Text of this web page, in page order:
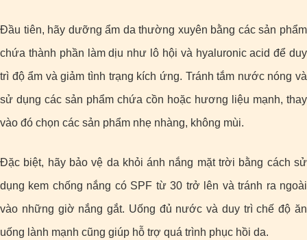
Đầu tiên, hãy dưỡng ẩm da thường xuyên bằng các sản phẩm
chứa thành phần làm dịu như lô hội và hyaluronic acid để duy
trì độ ẩm và giảm tình trạng kích ứng. Tránh tắm nước nóng và
sử dụng các sản phẩm chứa cồn hoặc hương liệu mạnh, thay
vào đó chọn các sản phẩm nhẹ nhàng, không mùi.
Đặc biệt, hãy bảo vệ da khỏi ánh nắng mặt trời bằng cách sử
dụng kem chống nắng có SPF từ 30 trở lên và tránh ra ngoài
vào những giờ nắng gắt. Uống đủ nước và duy trì chế độ ăn
uống lành mạnh cũng giúp hỗ trợ quá trình phục hồi da.